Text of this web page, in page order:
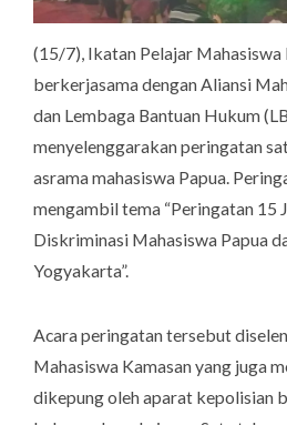
(15/7), Ikatan Pelajar
berkerjasama dengan Aliansi
dan Lembaga Bantuan Hukum
menyelenggarakan peringatan
asrama mahasiswa Papua.
mengambil tema “Peringatan 15
Diskriminasi Mahasiswa Papua
Yogyakarta”.
Acara peringatan tersebut
Mahasiswa Kamasan yang juga
dikepung oleh aparat kepolisian